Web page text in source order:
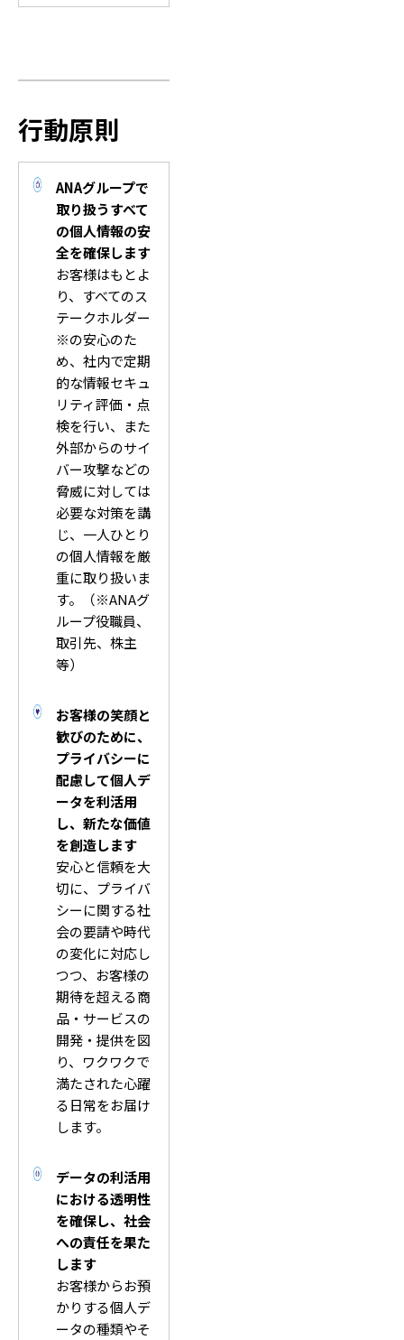
行動原則
ANAグループで
取り扱うすべて
の個人情報の安
全を確保します
お客様はもとよ
り、すべてのス
テークホルダー
※の安心のた
め、社内で定期
的な情報セキュ
リティ評価・点
検を行い、また
外部からのサイ
バー攻撃などの
脅威に対しては
必要な対策を講
じ、一人ひとり
の個人情報を厳
重に取り扱いま
す。（※ANAグ
ループ役職員、
取引先、株主
等）
お客様の笑顔と
歓びのために、
プライバシーに
配慮して個人デ
ータを利活用
し、新たな価値
を創造します
安心と信頼を大
切に、プライバ
シーに関する社
会の要請や時代
の変化に対応し
つつ、お客様の
期待を超える商
品・サービスの
開発・提供を図
り、ワクワクで
満たされた心躍
る日常をお届け
します。
データの利活用
における透明性
を確保し、社会
への責任を果た
します
お客様からお預
かりする個人デ
ータの種類やそ